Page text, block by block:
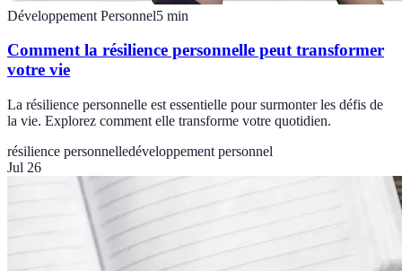
Développement Personnel5 min
Comment la résilience personnelle peut transformer
votre vie
La résilience personnelle est essentielle pour surmonter les défis de
la vie. Explorez comment elle transforme votre quotidien.
résilience personnelledéveloppement personnel
Jul 26